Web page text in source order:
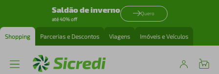
Saldão de inverno
até 40% off
Quero
Shopping Parcerias e Descontos Viagens Imóveis e Veículos